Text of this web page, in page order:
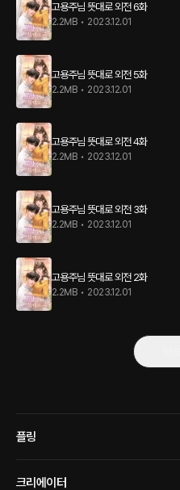
고용주님 뜻대로 외전 6화
2.2MB • 2023.12.01
고용주님 뜻대로 외전 5화
2.2MB • 2023.12.01
고용주님 뜻대로 외전 4화
2.2MB • 2023.12.01
고용주님 뜻대로 외전 3화
2.2MB • 2023.12.01
고용주님 뜻대로 외전 2화
2.2MB • 2023.12.01
플링
크리에이터